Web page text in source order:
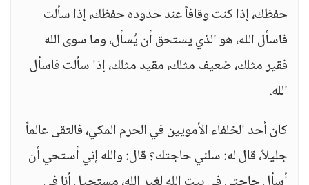
حفظك، إذا كنت وقافاً عند حدوده حفظك، إذا سألت
فاسأل الله، هو الذي يستحق أن يُسأل، وما سوى الله
فقير مثلك، ضعيف مثلك، مقيد مثلك، إذا سألت فاسأل
الله.
كان أحد الخلفاء الأمويين في الحرم المكي، فالتقى عالماً
جليلاً، قال له: سلني حاجتك؟ قال: والله إني أستحي أن